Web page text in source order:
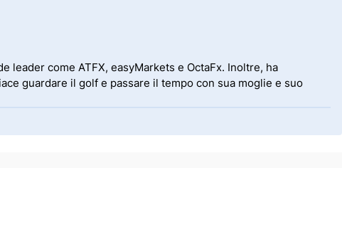
leader come ATFX, easyMarkets e OctaFx. Inoltre, ha
guardare il golf e passare il tempo con sua moglie e suo